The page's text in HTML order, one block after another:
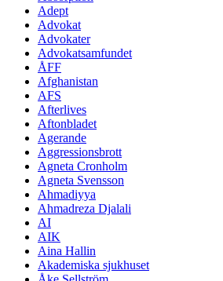
Adept
Advokat
Advokater
Advokatsamfundet
ÅFF
Afghanistan
AFS
Afterlives
Aftonbladet
Agerande
Aggressionsbrott
Agneta Cronholm
Agneta Svensson
Ahmadiyya
Ahmadreza Djalali
AI
AIK
Aina Hallin
Akademiska sjukhuset